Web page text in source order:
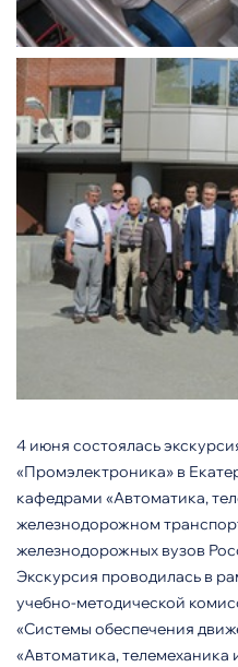
4 июня состоялась
«Промэлектроника» в
кафедрами «Автоматика,
железнодорожном
железнодорожных вузов
Экскурсия проводилась в
учебно-методической
«Системы обеспечения
«Автоматика,